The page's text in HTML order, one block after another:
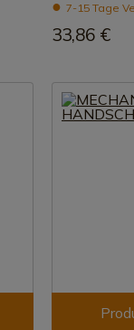
7-15 Tage
33,86 €